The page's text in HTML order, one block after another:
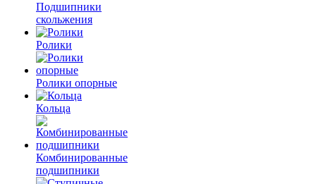
Подшипники
скольжения
Ролики
Ролики опорные
Кольца
Комбинированные
подшипники